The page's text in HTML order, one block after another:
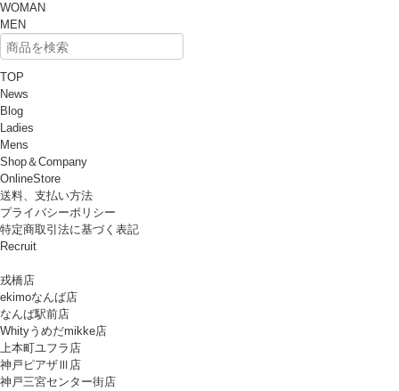
WOMAN
MEN
TOP
News
Blog
Ladies
Mens
Shop＆Company
OnlineStore
送料、支払い方法
プライバシーポリシー
特定商取引法に基づく表記
Recruit
戎橋店
ekimoなんば店
なんば駅前店
Whityうめだmikke店
上本町ユフラ店
神戸ピアザⅢ店
神戸三宮センター街店